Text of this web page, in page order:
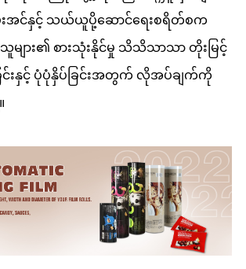
စွမ်းအင်နှင့် သယ်ယူပို့ဆောင်ရေးစရိတ်စက
သူများ၏ စားသုံးနိုင်မှု သိသိသာသာ တိုးမြင့်
င်းနှင့် ပုံပုံနှိပ်ခြင်းအတွက် လိုအပ်ချက်ကို